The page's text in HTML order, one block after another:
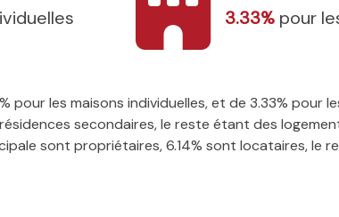
3.33% pour
les maisons individuelles, et de 3.33% pour
secondaires, le reste étant des
sont propriétaires, 6.14% sont locataires, le